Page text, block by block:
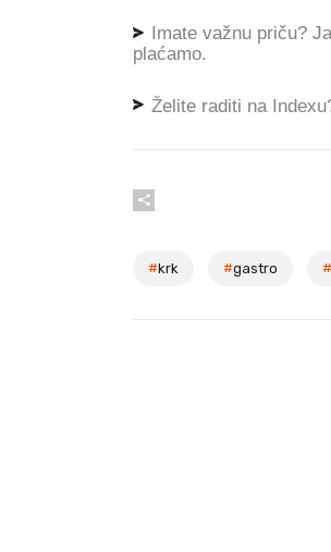
Imate važnu priču?
plaćamo.
Želite raditi na
#krk #gastro #